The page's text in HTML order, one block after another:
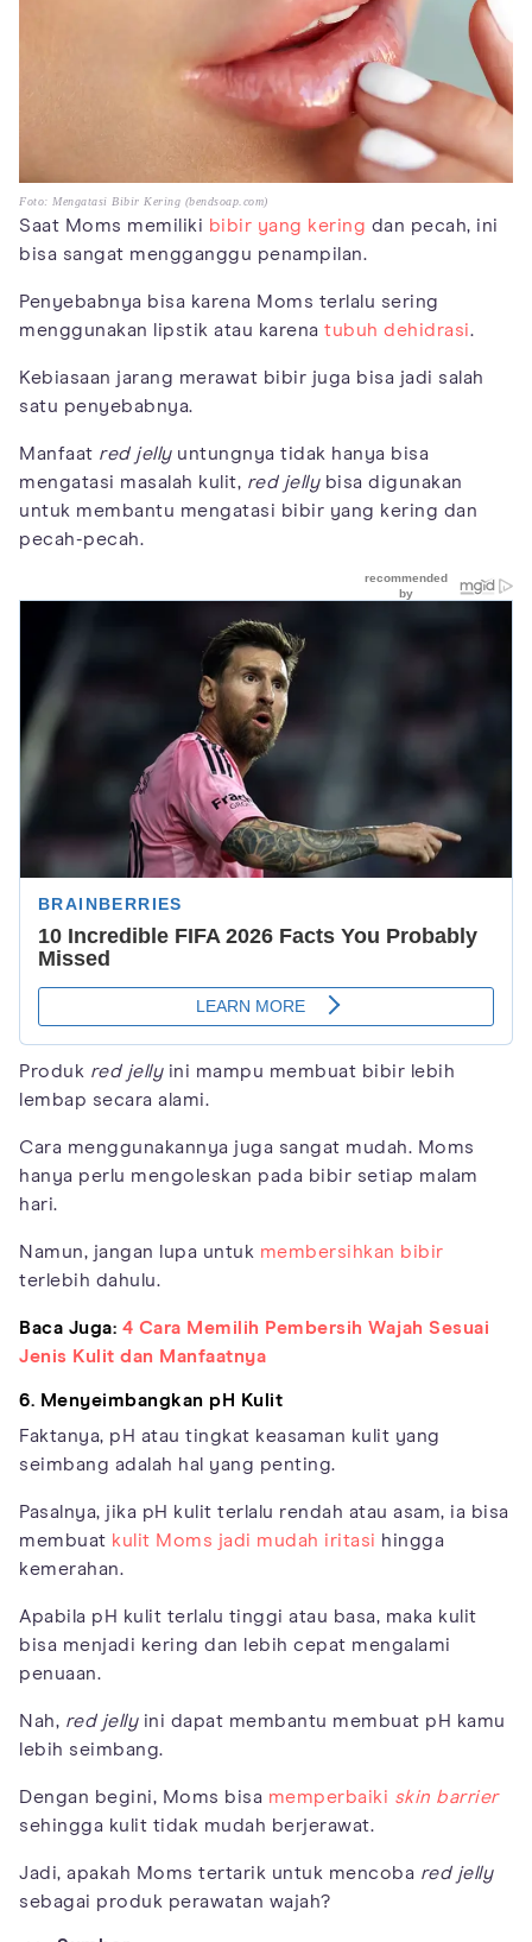
Foto: Mengatasi Bibir Kering (bendsoap.com)
Saat Moms memiliki bibir yang kering dan pecah, ini
bisa sangat mengganggu penampilan.
Penyebabnya bisa karena Moms terlalu sering
menggunakan lipstik atau karena tubuh dehidrasi.
Kebiasaan jarang merawat bibir juga bisa jadi salah
satu penyebabnya.
Manfaat red jellyuntungnya tidak hanya bisa
mengatasi masalah kulit, red jellybisa digunakan
untuk membantu mengatasi bibir yang kering dan
pecah-pecah.
Produk red jellyini mampu membuat bibir lebih
lembap secara alami.
Cara menggunakannya juga sangat mudah. Moms
hanya perlu mengoleskan pada bibir setiap malam
hari.
Namun, jangan lupa untuk membersihkan bibir
terlebih dahulu.
Baca Juga: 4 Cara Memilih Pembersih Wajah Sesuai
Jenis Kulit dan Manfaatnya
6. Menyeimbangkan pH Kulit
Faktanya, pH atau tingkat keasaman kulit yang
seimbang adalah hal yang penting.
Pasalnya, jika pH kulit terlalu rendah atau asam, ia bisa
membuat kulit Moms jadi mudah iritasi hingga
kemerahan.
Apabila pH kulit terlalu tinggi atau basa, maka kulit
bisa menjadi kering dan lebih cepat mengalami
penuaan.
Nah, red jellyini dapat membantu membuat pH kamu
lebih seimbang.
Dengan begini, Moms bisa memperbaiki skin barrier
sehingga kulit tidak mudah berjerawat.
Jadi, apakah Moms tertarik untuk mencoba red jelly
sebagai produk perawatan wajah?